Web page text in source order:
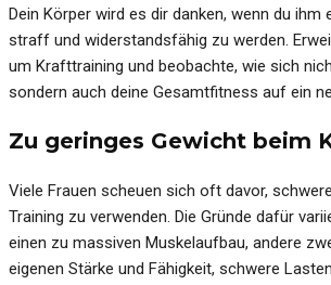
Dein Körper wird es dir danken, wenn du ihm
straff und widerstandsfähig zu werden.
um Krafttraining und beobachte, wie sich
sondern auch deine Gesamtfitness auf ein
Zu geringes Gewicht beim
Viele Frauen scheuen sich oft davor,
Training zu verwenden. Die Gründe dafür
einen zu massiven Muskelaufbau, andere
eigenen Stärke und Fähigkeit, schwere